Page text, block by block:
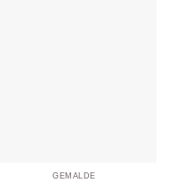
GEMÄLDE